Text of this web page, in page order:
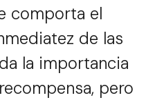
comporta el
de las
la importancia
pero